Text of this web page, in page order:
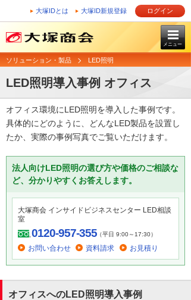
大塚IDとは 大塚ID新規登録 ログイン
メニュー
ソリューション・製品 LED照明
LED照明導入事例 オフィス
オフィス環境にLED照明を導入した事例です。
具体的にどのように、どんなLED製品を設置し
たか、実際の事例写真でご覧いただけます。
法人向けLED照明の選び方や価格のご相談な
ど、分かりやすくお答えします。
大塚商会 インサイドビジネスセンター LED相談
室
0120-957-355（平日 9:00～17:30）
お問い合わせ 資料請求 お見積り
オフィスへのLED照明導入事例